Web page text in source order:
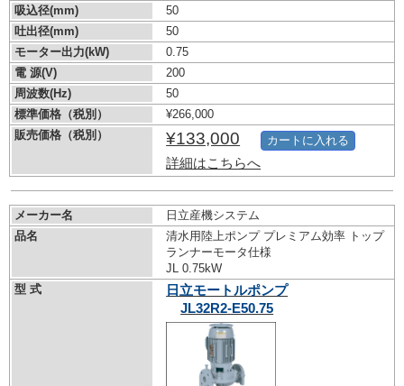
吸込径(mm)
50
吐出径(mm)
50
モーター出力(kW)
0.75
電 源(V)
200
周波数(Hz)
50
標準価格（税別）
¥266,000
販売価格（税別）
¥133,000
詳細はこちらへ
カートに入れる
メーカー名
日立産機システム
品名
清水用陸上ポンプ プレミアム効率 トップ
ランナーモータ仕様
JL 0.75kW
型 式
日立モートルポンプ
JL32R2-E50.75